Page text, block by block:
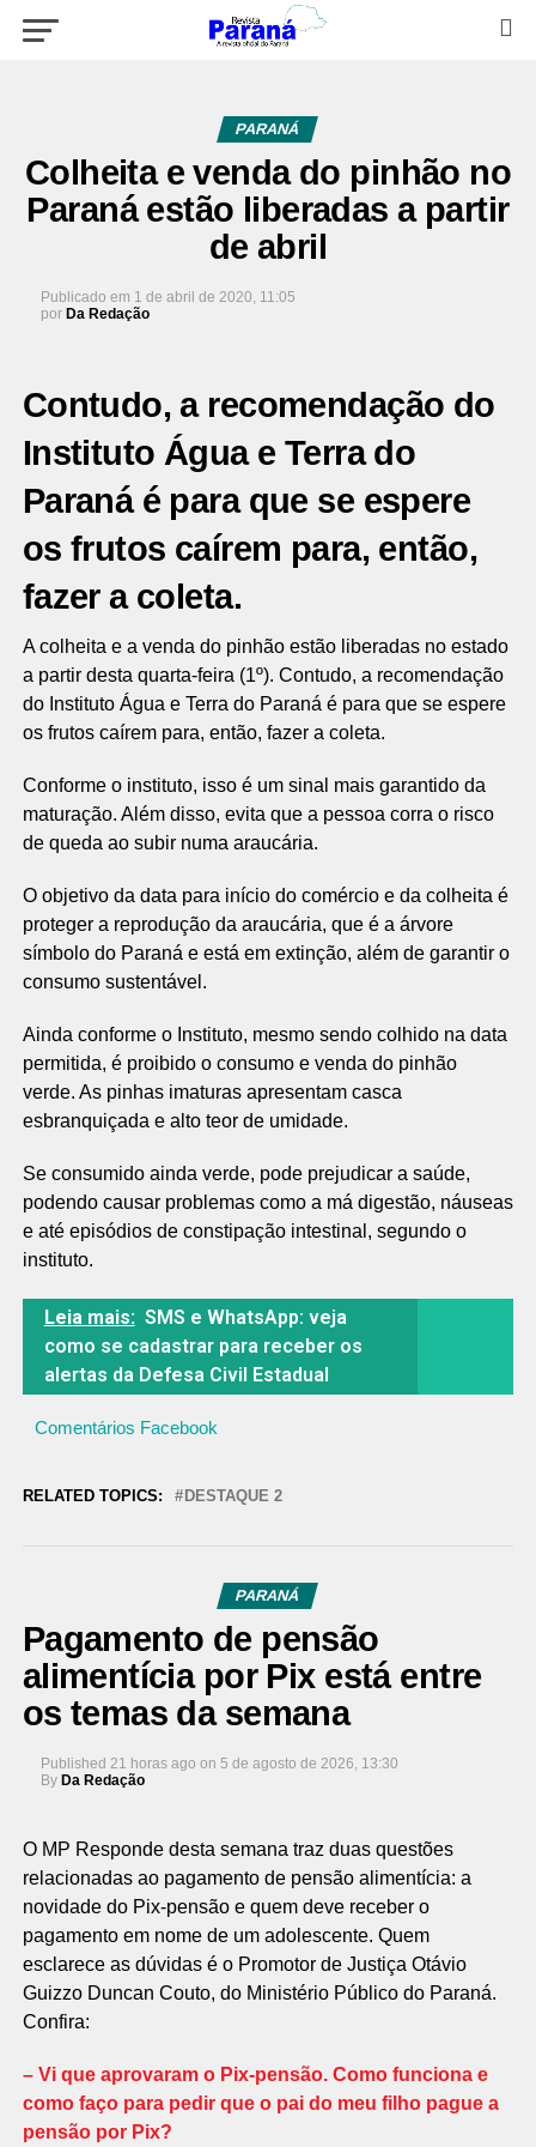
PARANÁ
Colheita e venda do pinhão no
Paraná estão liberadas a partir
de abril
Publicado em 1 de abril de 2020, 11:05
por Da Redação
Contudo, a recomendação do
Instituto Água e Terra do
Paraná é para que se espere
os frutos caírem para, então,
fazer a coleta.
A colheita e a venda do pinhão estão liberadas no estado
a partir desta quarta-feira (1º). Contudo, a recomendação
do Instituto Água e Terra do Paraná é para que se espere
os frutos caírem para, então, fazer a coleta.
Conforme o instituto, isso é um sinal mais garantido da
maturação. Além disso, evita que a pessoa corra o risco
de queda ao subir numa araucária.
O objetivo da data para início do comércio e da colheita é
proteger a reprodução da araucária, que é a árvore
símbolo do Paraná e está em extinção, além de garantir o
consumo sustentável.
Ainda conforme o Instituto, mesmo sendo colhido na data
permitida, é proibido o consumo e venda do pinhão
verde. As pinhas imaturas apresentam casca
esbranquiçada e alto teor de umidade.
Se consumido ainda verde, pode prejudicar a saúde,
podendo causar problemas como a má digestão, náuseas
e até episódios de constipação intestinal, segundo o
instituto.
Leia mais: SMS e WhatsApp: veja
como se cadastrar para receber os
alertas da Defesa Civil Estadual
Comentários Facebook
RELATED TOPICS: DESTAQUE 2
PARANÁ
Pagamento de pensão
alimentícia por Pix está entre
os temas da semana
Published 21 horas ago on 5 de agosto de 2026, 13:30
By Da Redação
O MP Responde desta semana traz duas questões
relacionadas ao pagamento de pensão alimentícia: a
novidade do Pix-pensão e quem deve receber o
pagamento em nome de um adolescente. Quem
esclarece as dúvidas é o Promotor de Justiça Otávio
Guizzo Duncan Couto, do Ministério Público do Paraná.
Confira:
– Vi que aprovaram o Pix-pensão. Como funciona e
como faço para pedir que o pai do meu filho pague a
pensão por Pix?